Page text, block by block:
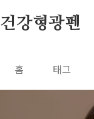
건강형광펜
홈 태그